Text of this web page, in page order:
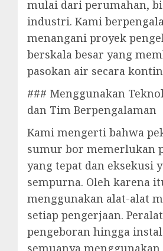
mulai dari perumahan,
industri. Kami
menangani proyek
berskala besar yang
pasokan air secara
### Menggunakan
dan Tim Berpengalaman
Kami mengerti bahwa
sumur bor memerlukan
yang tepat dan eksekusi
sempurna. Oleh karena
menggunakan alat-alat
setiap pengerjaan.
pengeboran hingga
semuanya